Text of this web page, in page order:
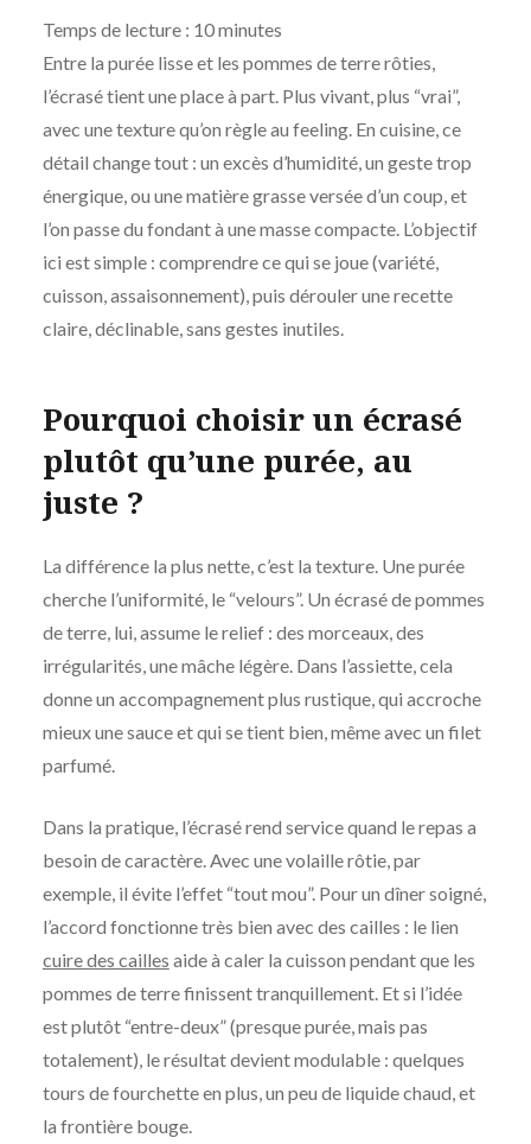
Temps de lecture : 10minutes
Entre la purée lisse et les pommes de terre rôties,
l’écrasé tient une place à part. Plus vivant, plus “vrai”,
avec une texture qu’on règle au feeling. En cuisine, ce
détail change tout : un excès d’humidité, un geste trop
énergique, ou une matière grasse versée d’un coup, et
l’on passe du fondant à une masse compacte. L’objectif
ici est simple : comprendre ce qui se joue (variété,
cuisson, assaisonnement), puis dérouler une recette
claire, déclinable, sans gestes inutiles.
Pourquoi choisir un écrasé
plutôt qu’une purée, au
juste ?
La différence la plus nette, c’est la texture. Une purée
cherche l’uniformité, le “velours”. Un écrasé de pommes
de terre, lui, assume le relief : des morceaux, des
irrégularités, une mâche légère. Dans l’assiette, cela
donne un accompagnement plus rustique, qui accroche
mieux une sauce et qui se tient bien, même avec un filet
parfumé.
Dans la pratique, l’écrasé rend service quand le repas a
besoin de caractère. Avec une volaille rôtie, par
exemple, il évite l’effet “tout mou”. Pour un dîner soigné,
l’accord fonctionne très bien avec des cailles : le lien
cuire des cailles aide à caler la cuisson pendant que les
pommes de terre finissent tranquillement. Et si l’idée
est plutôt “entre-deux” (presque purée, mais pas
totalement), le résultat devient modulable : quelques
tours de fourchette en plus, un peu de liquide chaud, et
la frontière bouge.